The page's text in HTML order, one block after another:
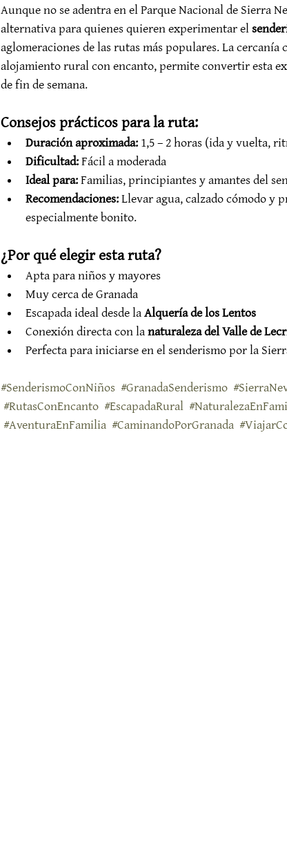
Aunque no se adentra en el Parque Nacional de Sierra
alternativa para quienes quieren experimentar el
aglomeraciones de las rutas más populares. La
alojamiento rural con encanto, permite convertir esta
de fin de semana.
Consejos prácticos para la ruta:
Duración aproximada: 1,5 – 2 horas (ida y vuelta,
Dificultad: Fácil a moderada
Ideal para: Familias, principiantes y amantes del
Recomendaciones: Llevar agua, calzado cómodo y
especialmente bonito.
¿Por qué elegir esta ruta?
Apta para niños y mayores
Muy cerca de Granada
Escapada ideal desde la Alquería de los Lentos
Conexión directa con la naturaleza del Valle de
Perfecta para iniciarse en el senderismo por la
#SenderismoConNiños #GranadaSenderismo
#RutasConEncanto #EscapadaRural
#AventuraEnFamilia #CaminandoPorGranada